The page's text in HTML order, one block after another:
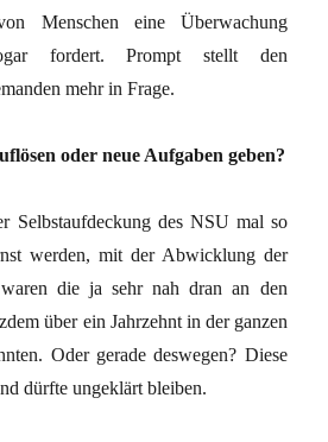
Menschen eine Überwachung
fordert. Prompt stellt den
mehr in Frage.
oder neue Aufgaben geben?
Selbstaufdeckung des NSU mal so
werden, mit der Abwicklung der
die ja sehr nah dran an den
über ein Jahrzehnt in der ganzen
Oder gerade deswegen? Diese
dürfte ungeklärt bleiben.